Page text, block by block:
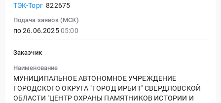
ТЭК-Торг 822675
Подача заявок (МСК)
по 26.06.202505:00
Заказчик
Наименование
МУНИЦИПАЛЬНОЕ АВТОНОМНОЕ УЧРЕЖДЕНИЕ
ГОРОДСКОГО ОКРУГА "ГОРОД ИРБИТ" СВЕРДЛОВСКОЙ
ОБЛАСТИ "ЦЕНТР ОХРАНЫ ПАМЯТНИКОВ ИСТОРИИ И